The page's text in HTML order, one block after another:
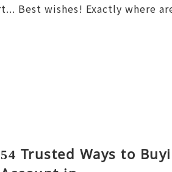
Best wishes! Exactly where
54 Trusted Ways to